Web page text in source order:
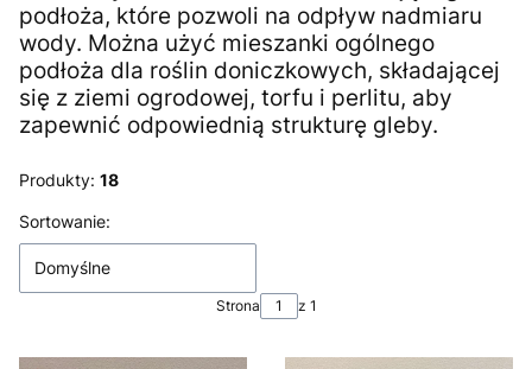
podłoża, które pozwoli na odpływ nadmiaru
wody. Można użyć mieszanki ogólnego
podłoża dla roślin doniczkowych, składającej
się z ziemi ogrodowej, torfu i perlitu, aby
zapewnić odpowiednią strukturę gleby.
Produkty: 18
Lista produktów
Sortowanie:
Domyślne
Strona z 1